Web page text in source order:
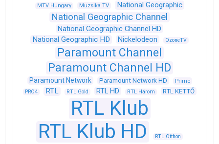
MTV Hungary
Muzsika TV National Geographic
National Geographic Channel
National Geographic Channel HD
National Geographic HD
Nickelodeon OzoneTV
Paramount Channel
Paramount Channel HD
Paramount Network Paramount Network HD Prime
PRO4 RTL RTL Gold RTL HD RTL Három RTL KETTŐ
RTL Klub
RTL Klub HD
RTL Otthon